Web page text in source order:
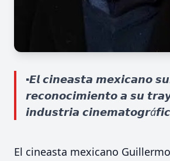
▪️𝙀𝙡 𝙘𝙞𝙣𝙚𝙖𝙨𝙩𝙖 𝙢𝙚𝙭𝙞𝙘𝙖𝙣𝙤
𝙧𝙚𝙘𝙤𝙣𝙤𝙘𝙞𝙢𝙞𝙚𝙣𝙩𝙤 𝙖 𝙨𝙪
𝙞𝙣𝙙𝙪𝙨𝙩𝙧𝙞𝙖
El cineasta mexicano